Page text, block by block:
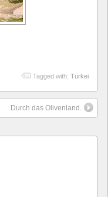
Tagged with: Türkei
Durch das Olivenland.